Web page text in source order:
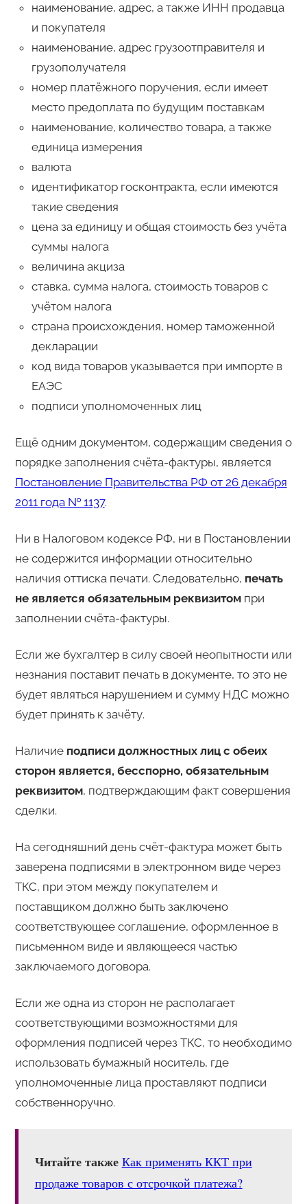
наименование, адрес, а также ИНН продавца
и покупателя
наименование, адрес грузоотправителя и
грузополучателя
номер платёжного поручения, если имеет
место предоплата по будущим поставкам
наименование, количество товара, а также
единица измерения
валюта
идентификатор госконтракта, если имеются
такие сведения
цена за единицу и общая стоимость без учёта
суммы налога
величина акциза
ставка, сумма налога, стоимость товаров с
учётом налога
страна происхождения, номер таможенной
декларации
код вида товаров указывается при импорте в
ЕАЭС
подписи уполномоченных лиц
Ещё одним документом, содержащим сведения о
порядке заполнения счёта-фактуры, является
Постановление Правительства РФ от 26 декабря
2011 года № 1137.
Ни в Налоговом кодексе РФ, ни в Постановлении
не содержится информации относительно
наличия оттиска печати. Следовательно, печать
не является обязательным реквизитомпри
заполнении счёта-фактуры.
Если же бухгалтер в силу своей неопытности или
незнания поставит печать в документе, то это не
будет являться нарушением и сумму НДС можно
будет принять к зачёту.
Наличие подписи должностных лиц с обеих
сторон является, бесспорно, обязательным
реквизитом, подтверждающим факт совершения
сделки.
На сегодняшний день счёт-фактура может быть
заверена подписями в электронном виде через
ТКС, при этом между покупателем и
поставщиком должно быть заключено
соответствующее соглашение, оформленное в
письменном виде и являющееся частью
заключаемого договора.
Если же одна из сторон не располагает
соответствующими возможностями для
оформления подписей через ТКС, то необходимо
использовать бумажный носитель, где
уполномоченные лица проставляют подписи
собственноручно.
Читайте также Как применять ККТ при
продаже товаров с отсрочкой платежа?